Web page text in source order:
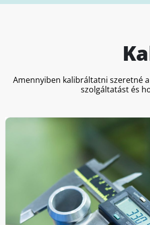
Amennyiben kalibráltatni szeretné
szolgáltatást és